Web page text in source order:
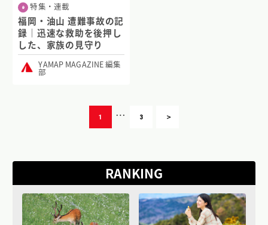
特集・連載
福岡・油山 遭難事故の記
録｜迅速な救助を後押し
した、家族の見守り
YAMAP MAGAZINE 編集
部
1 … 3 ＞
RANKING